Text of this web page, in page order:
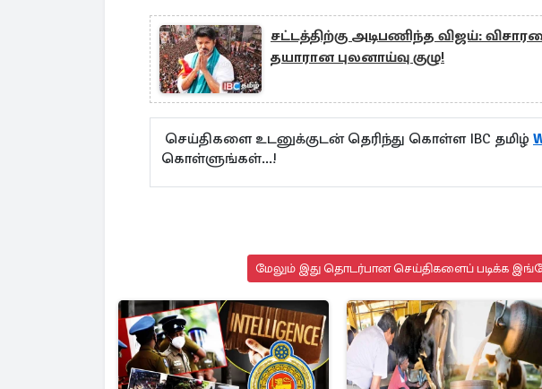
சட்டத்திற்கு அடிபணிந்த விஜய்:
தயாரான புலனாய்வு குழு!
செய்திகளை உடனுக்குடன் தெரிந்து கொள்ள IBC தமிழ்
கொள்ளுங்கள்...!
மேலும் இது தொடர்பான செய்திகளைப் படிக்க